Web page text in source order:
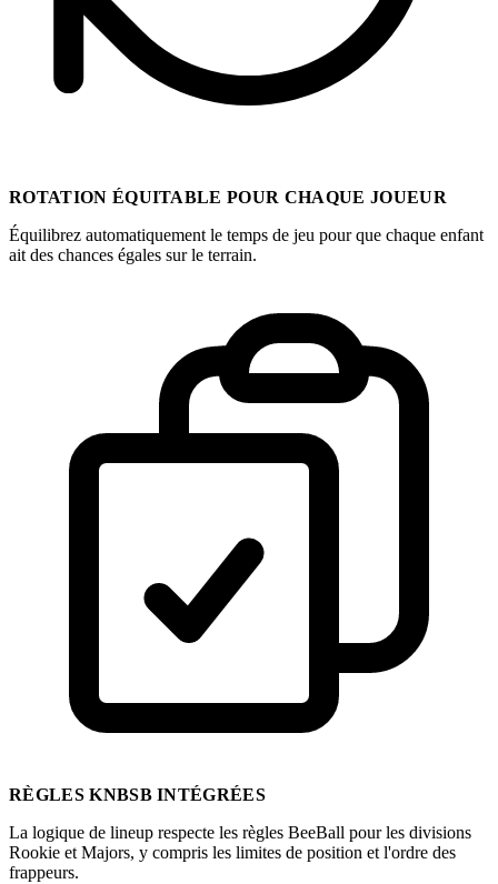
ROTATION ÉQUITABLE POUR CHAQUE JOUEUR
Équilibrez automatiquement le temps de jeu pour que chaque enfant
ait des chances égales sur le terrain.
RÈGLES KNBSB INTÉGRÉES
La logique de lineup respecte les règles BeeBall pour les divisions
Rookie et Majors, y compris les limites de position et l'ordre des
frappeurs.